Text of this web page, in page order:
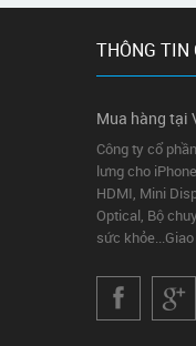
THÔNG TIN
Mua hàng tại
Công ty cổ
lưng cho
HDMI, Mini
Optical, Bộ
sức